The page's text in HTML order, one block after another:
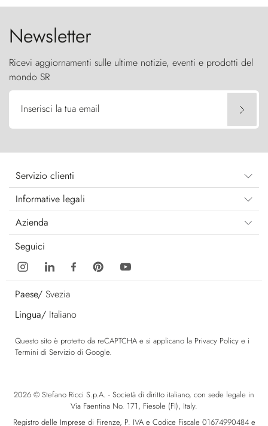
Newsletter
Ricevi aggiornamenti sulle ultime notizie, eventi e prodotti del
mondo SR
Inserisci la tua email
Servizio clienti
Informative legali
Azienda
Seguici
Paese/ Svezia
Lingua/ Italiano
Questo sito è protetto da reCAPTCHA e si applicano la Privacy Policy e i
Termini di Servizio di Google.
2026 © Stefano Ricci S.p.A. - Società di diritto italiano, con sede legale in
Via Faentina No. 171, Fiesole (FI), Italy.
Registro delle Imprese di Firenze, P. IVA e Codice Fiscale 01674990484 e